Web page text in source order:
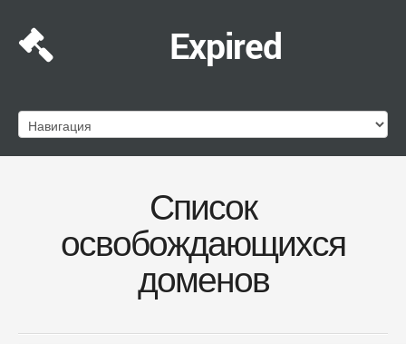
Expired
Список
освобождающихся
доменов